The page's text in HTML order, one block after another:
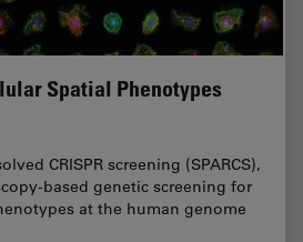
Spatial Phenotypes
CRISPR screening (SPARCS),
based genetic screening for
at the human genome